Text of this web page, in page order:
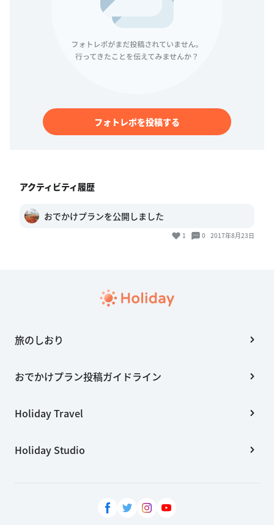
フォトレポを投稿する
アクティビティ履歴
おでかけプランを公開しました
1 0 2017年8月23日
旅のしおり
おでかけプラン投稿ガイドライン
Holiday Travel
Holiday Studio